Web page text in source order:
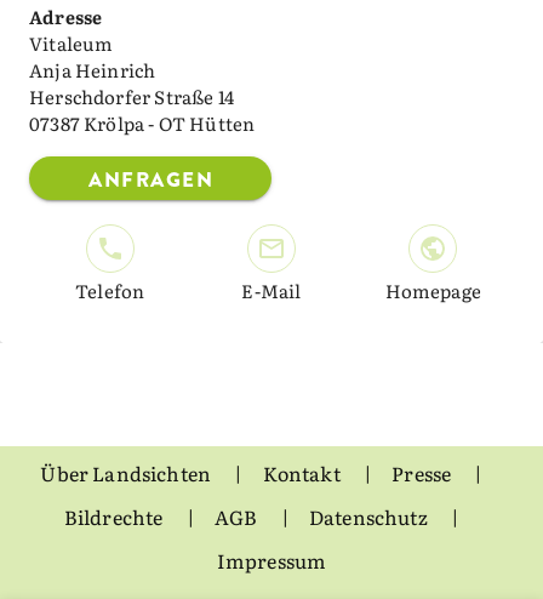
Adresse
Vitaleum
Anja Heinrich
Herschdorfer Straße 14
07387 Krölpa - OT Hütten
ANFRAGEN
Telefon E-Mail Homepage
Über Landsichten Kontakt
Presse
Bildrechte
AGB
Datenschutz
Impressum